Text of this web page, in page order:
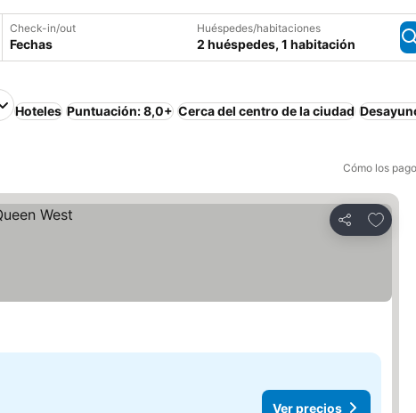
Check-in/out
Fechas
Huéspedes/habitaciones
2 huéspedes, 1 habitación
Hoteles Puntuación: 8,0+ Cerca del centro de la ciudad
Cómo los
Compartir
Ver precios